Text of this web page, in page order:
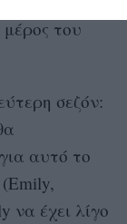
του
σεζόν:
αυτό το
να έχει λίγο